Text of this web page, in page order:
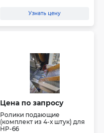
Узнать цену
Цена по запросу
Ролики подающие
(комплект из 4-х штук) для
HP-66